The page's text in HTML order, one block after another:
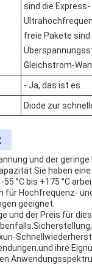
sind die
freie Pakete
Gleichstrom-
- Ja, das ist es.
Diode zur
und der
haben
°C bis +175 °C
für Hochfrequenz-
geeignet.
und der Preis für
ihre